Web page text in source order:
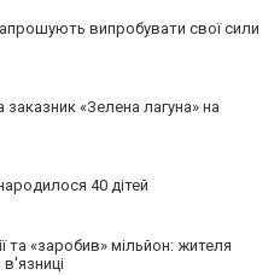
випробувати свої сили
«Зелена лагуна» на
40 дітей
та «заробив» мільйон: жителя